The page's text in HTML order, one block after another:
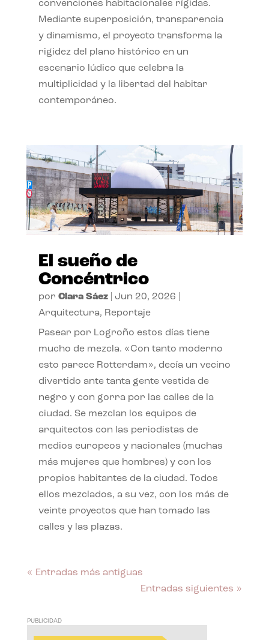
convenciones habitacionales rígidas.
Mediante superposición, transparencia
y dinamismo, el proyecto transforma la
rigidez del plano histórico en un
escenario lúdico que celebra la
multiplicidad y la libertad del habitar
contemporáneo.
El sueño de
Concéntrico
por Clara Sáez| Jun 20, 2026
Arquitectura, Reportaje
Pasear por Logroño estos días tiene
mucho de mezcla. «Con tanto moderno
esto parece Rotterdam», decía un vecino
divertido ante tanta gente vestida de
negro y con gorra por las calles de la
ciudad. Se mezclan los equipos de
arquitectos con las periodistas de
medios europeos y nacionales (muchas
más mujeres que hombres) y con los
propios habitantes de la ciudad. Todos
ellos mezclados, a su vez, con los más de
veinte proyectos que han tomado las
calles y las plazas.
« Entradas más antiguas
Entradas siguientes »
PUBLICIDAD